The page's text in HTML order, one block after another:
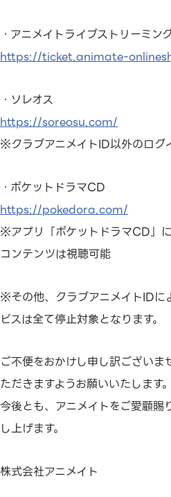
・アニメイトライブストリーミン
https://ticket.animate-
・ソレオス
https://soreosu.com/
※クラブアニメイトID以外のログ
・ポケットドラマCD
https://pokedora.com/
※アプリ「ポケットドラマCD」
コンテンツは視聴可能
※その他、クラブアニメイトIDに
ビスは全て停止対象となります。
ご不便をおかけし申し訳ございま
ただきますようお願いいたします。
今後とも、アニメイトをご愛顧賜
し上げます。
株式会社アニメイト